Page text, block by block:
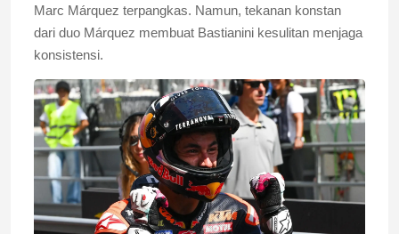
Marc Márquez terpangkas. Namun, tekanan konstan
dari duo Márquez membuat Bastianini kesulitan menjaga
konsistensi.